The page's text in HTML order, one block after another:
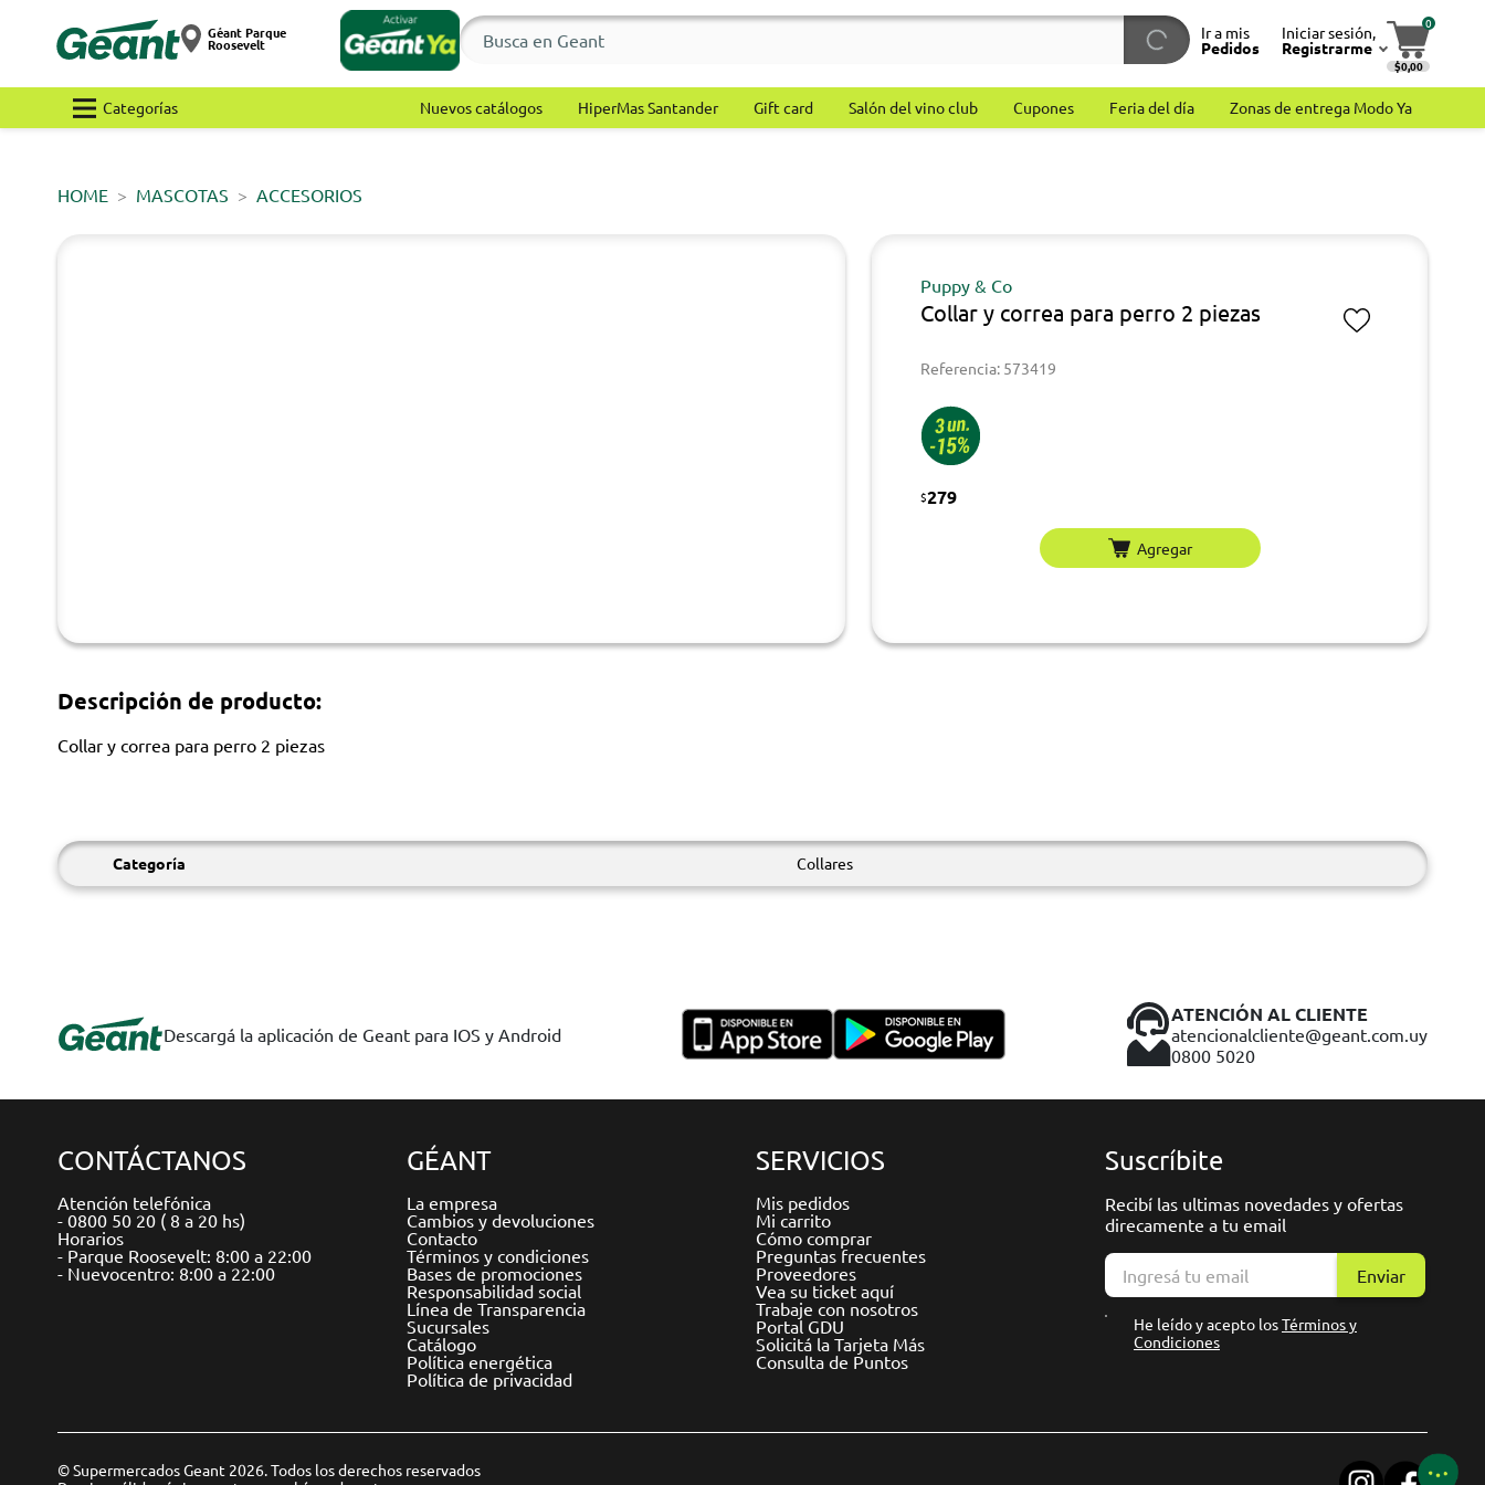
Géant Parque
Roosevelt
Ir a mis
Pedidos
Iniciar sesión,
Registrarme
0
$0,00
Categorías Nuevos catálogos HiperMas Santander Gift card Salón del vino club Cupones Feria del día Zonas de entrega Modo Ya
HOME MASCOTAS ACCESORIOS
Puppy & Co
Collar y correa para perro 2 piezas
Referencia: 573419
$279
Agregar
Descripción de producto:
Collar y correa para perro 2 piezas
Categoría Collares
Descargá la aplicación de Geant para IOS y Android
ATENCIÓN AL CLIENTE
atencionalcliente@geant.com.uy
0800 5020
CONTÁCTANOS
Atención telefónica
- 0800 50 20 ( 8 a 20 hs)
Horarios
- Parque Roosevelt: 8:00 a 22:00
- Nuevocentro: 8:00 a 22:00
GÉANT
La empresa
Cambios y devoluciones
Contacto
Términos y condiciones
Bases de promociones
Responsabilidad social
Línea de Transparencia
Sucursales
Catálogo
Política energética
Política de privacidad
SERVICIOS
Mis pedidos
Mi carrito
Cómo comprar
Preguntas frecuentes
Proveedores
Vea su ticket aquí
Trabaje con nosotros
Portal GDU
Solicitá la Tarjeta Más
Consulta de Puntos
Suscríbite
Recibí las ultimas novedades y ofertas
direcamente a tu email
Enviar
He leído y acepto losTérminos y
Condiciones
© Supermercados Geant 2026. Todos los derechos reservados